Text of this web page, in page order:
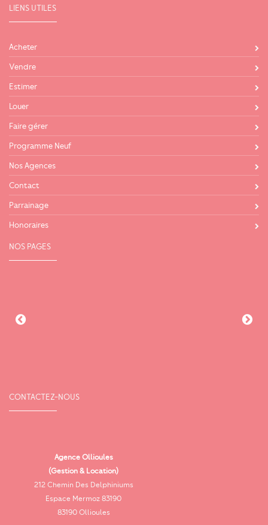
LIENS UTILES
Acheter
Vendre
Estimer
Louer
Faire gérer
Programme Neuf
Nos Agences
Contact
Parrainage
Honoraires
NOS PAGES
CONTACTEZ-NOUS
Agence Ollioules
(Gestion & Location)
212 Chemin Des Delphiniums
Espace Mermoz 83190
83190 Ollioules